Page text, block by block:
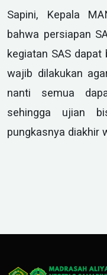
Sapini, Kepala
bahwa persiapan
kegiatan SAS dapat
wajib dilakukan
nanti semua
sehingga ujian
pungkasnya diakhir